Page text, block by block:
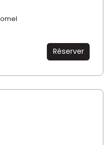
Réserver